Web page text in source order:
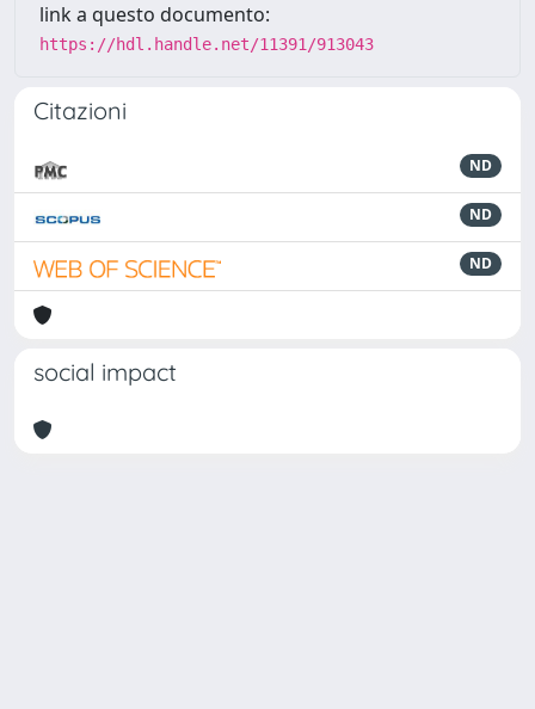
link a questo documento:
https://hdl.handle.net/11391/913043
Citazioni
ND
ND
ND
social impact